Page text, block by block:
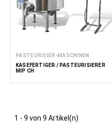
PASTEURISIER-MASCHINEN
KÄSEFERTIGER / PASTEURISIERER
MIP CH
1 - 9 von 9 Artikel(n)